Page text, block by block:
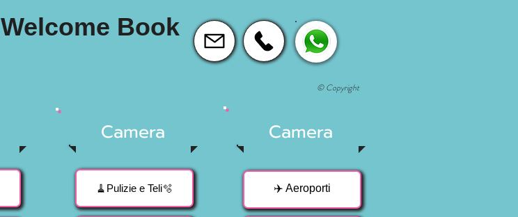
Welcome Book
© Copyright
Camera
🧹️Pulizie e Teli🫧
Camera
✈️ Aeroporti